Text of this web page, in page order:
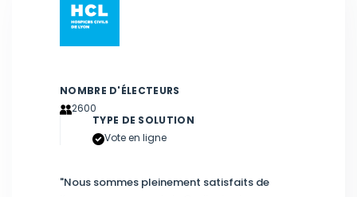
NOMBRE D'ÉLECTEURS
2600
TYPE DE SOLUTION
Vote en ligne
"Nous sommes pleinement satisfaits de